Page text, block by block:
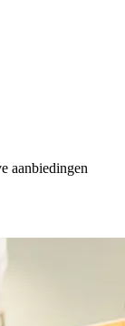
aanbiedingen